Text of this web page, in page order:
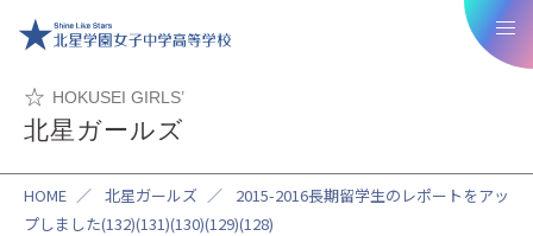
HOKUSEI GIRLS’
北星ガールズ
HOME ／ 北星ガールズ ／
2015-2016長期留学生のレポートをアッ
プしました(132)(131)(130)(129)(128)